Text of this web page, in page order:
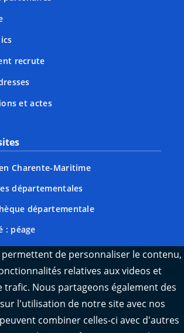
recrute
et actes
Charente-Maritime
départementales
départementale
: péage
Ré info trafic
Oléron info trafic
permettent de personnaliser le contenu,
relatives aux videos et
trafic. Nous partageons également des
l'utilisation de notre site avec nos
combiner celles-ci avec d'autres